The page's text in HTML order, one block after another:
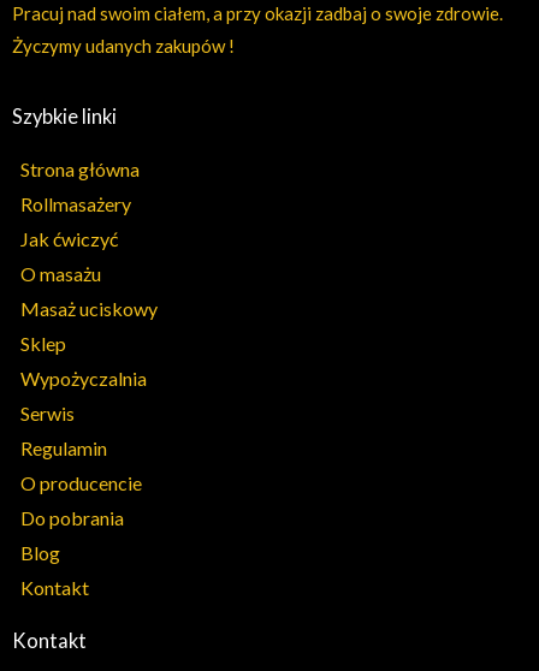
Pracuj nad swoim ciałem, a przy okazji zadbaj o swoje zdrowie.
Życzymy udanych zakupów !
Szybkie linki
Strona główna
Rollmasażery
Jak ćwiczyć
O masażu
Masaż uciskowy
Sklep
Wypożyczalnia
Serwis
Regulamin
O producencie
Do pobrania
Blog
Kontakt
Kontakt